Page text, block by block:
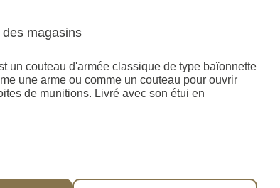
magasins
un couteau d'armée classique de type baïonnette
une arme ou comme un couteau pour ouvrir
de munitions. Livré avec son étui en